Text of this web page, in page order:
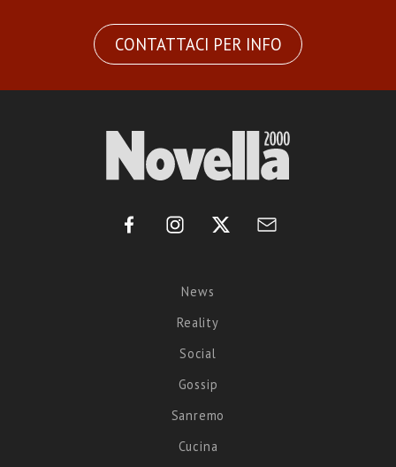
CONTATTACI PER INFO
News
Reality
Social
Gossip
Sanremo
Cucina